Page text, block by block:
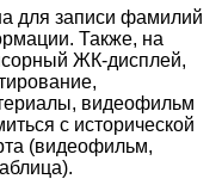
для записи фамилий
Также, на
ЖК-дисплей,
видеофильм
с исторической
(видеофильм,